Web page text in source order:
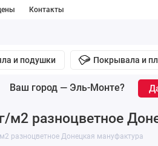
Контакты
и подушки Покрывала и
Ваш город — Эль-Монте?
м2 разноцветное
разноцветное Донецкая мануфактура